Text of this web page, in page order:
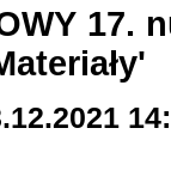
17.